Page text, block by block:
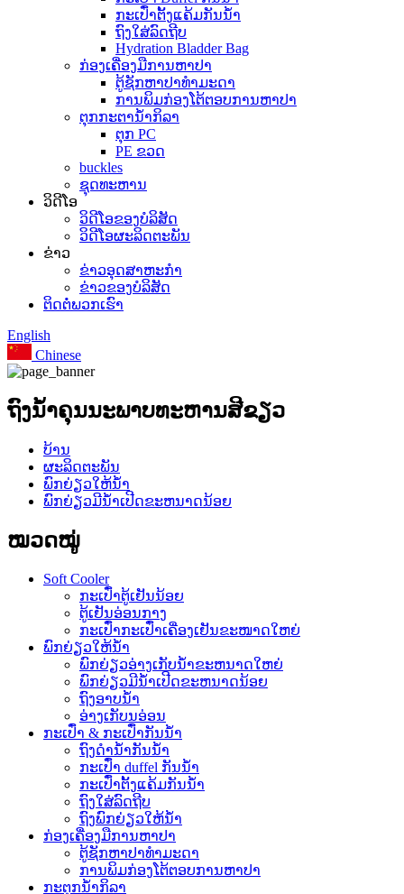
ກະເປົ໋າຕັ້ງແຄ້ມກັນນ້ຳ
ຖົງໃສ່ລົດຖີບ
Hydration Bladder Bag
ກ່ອງເຄື່ອງມືການຫາປາ
ຕູ້ຊັກຫາປາທຳມະດາ
ການພິມກ່ອງໂຕ້ຕອບການຫາປາ
ຕຸກກະຕານ້ຳກິລາ
ຕຸກ PC
PE ຂວດ
buckles
ຊຸດທະຫານ
ວິດີໂອ
ວິດີໂອຂອງບໍລິສັດ
ວິດີໂອຜະລິດຕະພັນ
ຂ່າວ
ຂ່າວອຸດສາຫະກໍາ
ຂ່າວຂອງບໍລິສັດ
ຕິດ​ຕໍ່​ພວກ​ເຮົາ
English
Chinese
ຖົງນ້ໍາຄຸນນະພາບທະຫານສີຂຽວ
ບ້ານ
ຜະລິດຕະພັນ
ພົກຍ່ຽວໃຫ້ນ້ໍາ
ພົກຍ່ຽວມີນ້ໍາເປີດຂະຫນາດນ້ອຍ
ໝວດໝູ່
Soft Cooler
ກະເປົ໋າຕູ້ເຢັນນ້ອຍ
ຕູ້ເຢັນອ່ອນກາງ
ກະເປົ໋າກະເປົ໋າເຄື່ອງເຢັນຂະໜາດໃຫຍ່
ພົກຍ່ຽວໃຫ້ນ້ໍາ
ພົກຍ່ຽວອ່າງເກັບນ້ໍາຂະຫນາດໃຫຍ່
ພົກຍ່ຽວມີນ້ໍາເປີດຂະຫນາດນ້ອຍ
ຖົງອາບນ້ໍາ
ອ່າງເກັບນອ່ອນ
ກະເປົ໋າ & ກະເປົ໋າກັນນໍ້າ
ຖົງດໍານ້ໍາກັນນ້ໍາ
ກະເປົ໋າ duffel ກັນນ້ໍາ
ກະເປົ໋າຕັ້ງແຄ້ມກັນນ້ຳ
ຖົງໃສ່ລົດຖີບ
ຖົງພົກຍ່ຽວໃຫ້ນ້ໍາ
ກ່ອງເຄື່ອງມືການຫາປາ
ຕູ້ຊັກຫາປາທຳມະດາ
ການພິມກ່ອງໂຕ້ຕອບການຫາປາ
ກະຕຸກນ້ຳກິລາ